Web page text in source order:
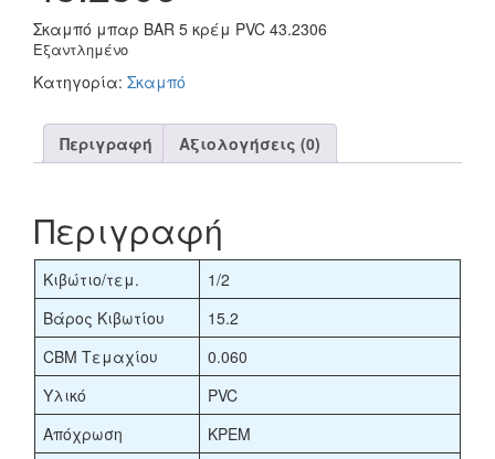
Σκαμπό μπαρ BAR 5 κρέμ PVC 43.2306
Εξαντλημένο
Κατηγορία: Σκαμπό
Περιγραφή Αξιολογήσεις (0)
Περιγραφή
Κιβώτιο/τεμ.
1/2
Βάρος Κιβωτίου
15.2
CBM Τεμαχίου
0.060
Υλικό
PVC
Απόχρωση
ΚΡΕΜ